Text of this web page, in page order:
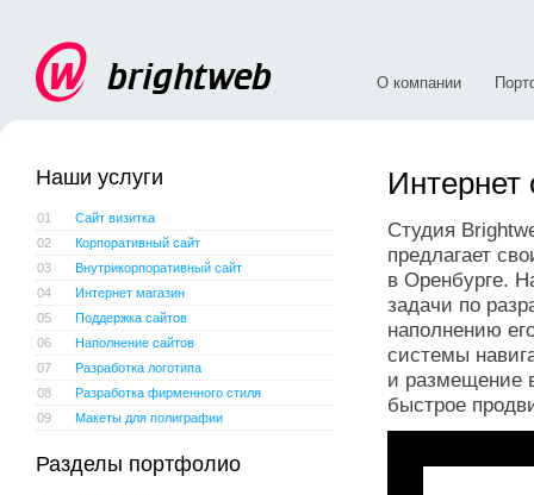
О компании
Интернет
Студия
предлагает
в Оренбурге.
задачи по
наполнению
системы
и размещение
быстрое
Наши услуги
01
Сайт визитка
02
Корпоративный сайт
03
Внутрикорпоративный сайт
04
Интернет магазин
05
Поддержка сайтов
06
Наполнение сайтов
07
Разработка логотипа
08
Разработка фирменного стиля
09
Макеты для полиграфии
Разделы портфолио